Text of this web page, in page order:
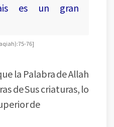
es un gran
75-76]
la Palabra de Allah
de Sus criaturas, lo
de